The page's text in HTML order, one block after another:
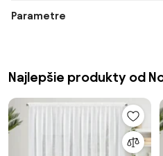
Parametre
Najlepšie produkty od